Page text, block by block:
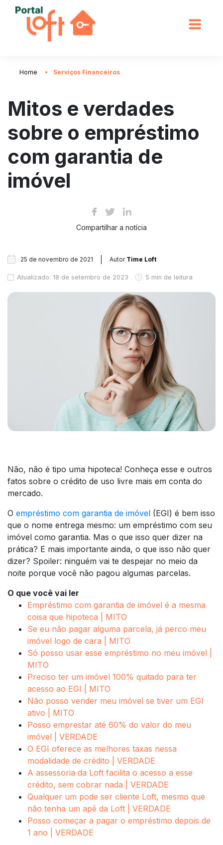
Home Serviços Financeiros
Mitos e verdades
sobre o empréstimo
com garantia de
imóvel
Compartilhar a notícia
25 de novembro de 2021 Autor Time Loft
Atualizado: 18 de setembro de 2023 5 min de leitura
Não, não é tipo uma hipoteca! Conheça esse e outros
fatos sobre o crédito de uso livre mais em conta do
mercado.
O empréstimo com garantia de imóvel (EGI) é bem isso
que o nome entrega mesmo: um empréstimo com seu
imóvel como garantia. Mas o que isso quer dizer na
prática? E mais importante ainda, o que isso não quer
dizer? Spoiler: ninguém vai te despejar no meio da
noite porque você não pagou algumas parcelas.
O que você vai ler
Empréstimo com garantia de imóvel é a mesma
coisa que hipoteca | MITO
Se eu não pagar alguma parcela, já perco meu
imóvel logo de cara | MITO
Só posso usar esse empréstimo no meu imóvel |
MITO
Preciso ter um imóvel 100% quitado para ter
acesso ao EGI | MITO
Não posso vender meu imóvel se tiver um EGI
ativo | MITO
Posso emprestar até 60% do valor do meu
imóvel | VERDADE
O EGI oferece as melhores taxas nessa
modalidade de crédito | VERDADE
A assessoria da Loft facilita o acesso a esse
crédito, sem cobrar nada | VERDADE
Qualquer um pode ser cliente Loft, mesmo que
não tenha um apê da Loft | VERDADE
Posso começar a pagar o empréstimo depois de
1 ano | VERDADE